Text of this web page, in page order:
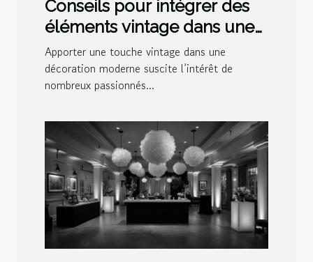
Conseils pour intégrer des
éléments vintage dans une
décoration moderne
Apporter une touche vintage dans une
décoration moderne suscite l’intérêt de
nombreux passionnés...